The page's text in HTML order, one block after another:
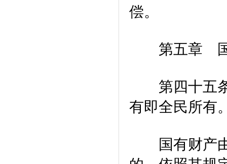
偿。
第五章 国
第四十五条
有即全民所有
国有财产由